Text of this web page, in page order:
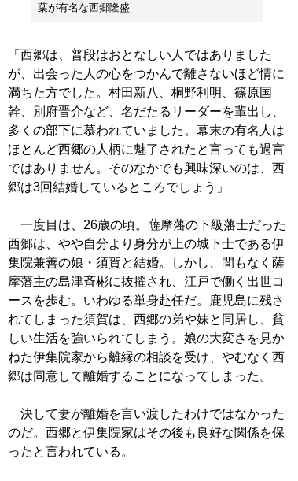
葉が有名な西郷隆盛
「西郷は、普段はおとなしい人ではありました
が、出会った人の心をつかんで離さないほど情に
満ちた方でした。村田新八、桐野利明、篠原国
幹、別府晋介など、名だたるリーダーを輩出し、
多くの部下に慕われていました。幕末の有名人は
ほとんど西郷の人柄に魅了されたと言っても過言
ではありません。そのなかでも興味深いのは、西
郷は3回結婚しているところでしょう」
一度目は、26歳の頃。薩摩藩の下級藩士だった
西郷は、やや自分より身分が上の城下士である伊
集院兼善の娘・須賀と結婚。しかし、間もなく薩
摩藩主の島津斉彬に抜擢され、江戸で働く出世コ
ースを歩む。いわゆる単身赴任だ。鹿児島に残さ
れてしまった須賀は、西郷の弟や妹と同居し、貧
しい生活を強いられてしまう。娘の大変さを見か
ねた伊集院家から離縁の相談を受け、やむなく西
郷は同意して離婚することになってしまった。
決して妻が離婚を言い渡したわけではなかった
のだ。西郷と伊集院家はその後も良好な関係を保
ったと言われている。